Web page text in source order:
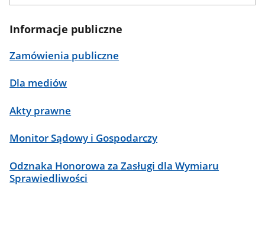
Informacje publiczne
Zamówienia publiczne
Dla mediów
Akty prawne
Monitor Sądowy i Gospodarczy
Odznaka Honorowa za Zasługi dla Wymiaru
Sprawiedliwości